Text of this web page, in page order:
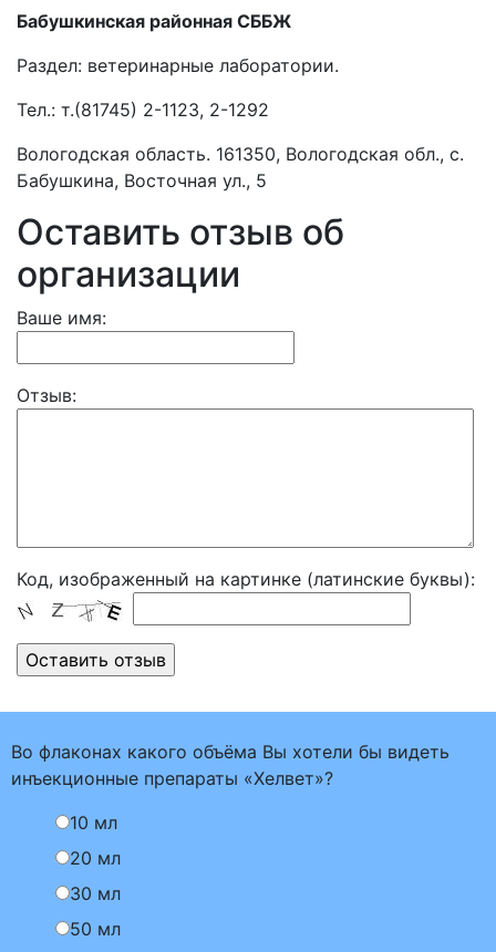
Бабушкинская районная СББЖ
Раздел: ветеринарные лаборатории.
Тел.: т.(81745) 2-1123, 2-1292
Вологодская область. 161350, Вологодская обл., с.
Бабушкина, Восточная ул., 5
Оставить отзыв об
организации
Ваше имя:
Отзыв:
Код, изображенный на картинке (латинские буквы):
Во флаконах какого объёма Вы хотели бы видеть
инъекционные препараты «Хелвет»?
10 мл
20 мл
30 мл
50 мл